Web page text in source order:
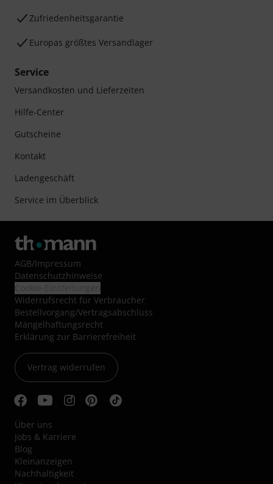
Zufriedenheitsgarantie
Europas größtes Versandlager
Service
Versandkosten und Lieferzeiten
Hilfe-Center
Gutscheine
Kontakt
Ladengeschäft
Service im Überblick
AGB/Impressum
Datenschutzhinweise
Widerrufsrecht für Verbraucher
Bestellvorgang/Vertragsabschluss
Mängelhaftungsrecht
Erklärung zur Barrierefreiheit
Vertrag widerrufen
Über uns
Jobs & Karriere
Blog
Kleinanzeigen
Nachhaltigkeit